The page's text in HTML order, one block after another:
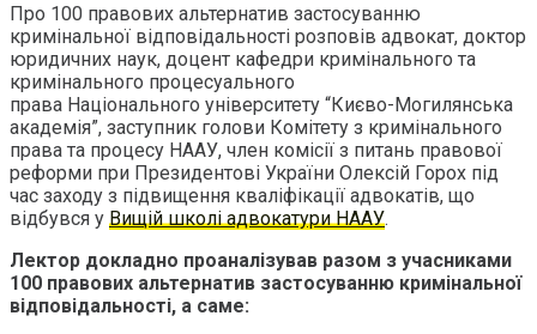
Про 100 правових альтернатив застосуванню
кримінальної відповідальності розповів адвокат, доктор
юридичних наук, доцент кафедри кримінального та
кримінального процесуального
права Національного університету “Києво-Могилянська
академія”, заступник голови Комітету з кримінального
права та процесу НААУ, член комісії з питань правової
реформи при Президентові України Олексій Горох під
час заходу з підвищення кваліфікації адвокатів, що
відбувся у Вищій школі адвокатури НААУ.
Лектор докладно проаналізував разом з учасниками
100 правових альтернатив застосуванню кримінальної
відповідальності, а саме: